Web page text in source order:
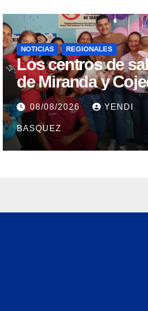
NOTICIAS REGIONALES
Los centros de
de Miranda y
clausuran con
Semana Mundial
Lactancia Materna
08/08/2026 YENDI
BASQUEZ